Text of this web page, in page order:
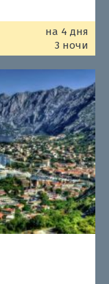
на 4 дня
3 ночи